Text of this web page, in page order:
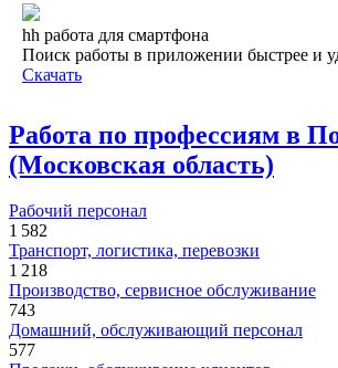
hh работа для смартфона
Поиск работы в приложении быстрее и
Скачать
Работа по профессиям в
(Московская область)
Рабочий персонал
1 582
Транспорт, логистика, перевозки
1 218
Производство, сервисное обслуживание
743
Домашний, обслуживающий персонал
577